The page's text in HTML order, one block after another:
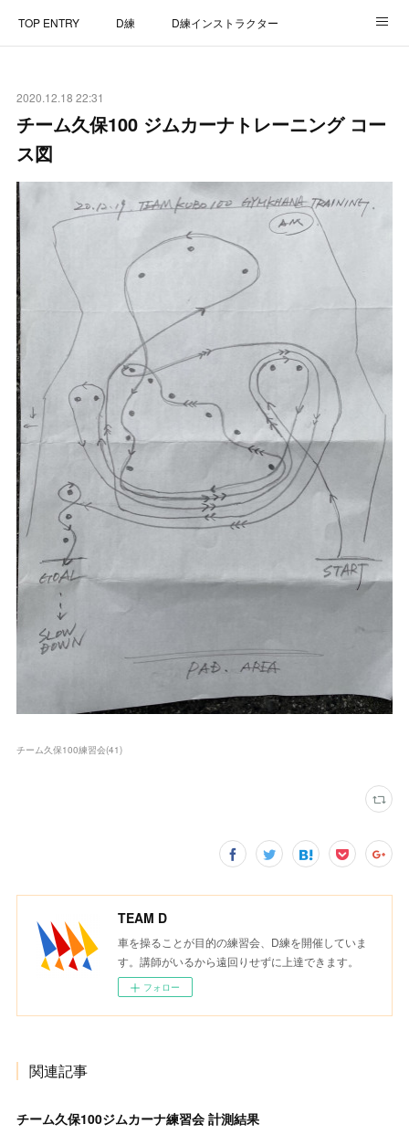
TOP ENTRY D練 D練インストラクター
2020.12.18 22:31
チーム久保100 ジムカーナトレーニング コー
ス図
チーム久保100練習会(41)
TEAM D
車を操ることが目的の練習会、D練を開催していま
す。講師がいるから遠回りせずに上達できます。
フォロー
関連記事
チーム久保100ジムカーナ練習会 計測結果